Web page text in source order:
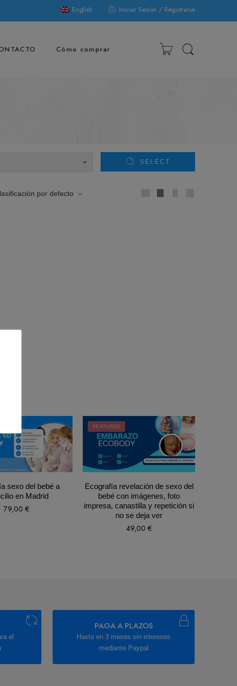
English Iniciar Sesión / Registrarse
Cómo comprar
SELECT
por defecto
sexo del bebé a
en Madrid
79,00 €
FEATURED
Ecografía revelación de sexo del
bebé con imágenes, foto
impresa, canastilla y repetición si
no se deja ver
49,00 €
el
PAGA A PLAZOS
Hasta en 3 meses sin intereses
mediante Paypal